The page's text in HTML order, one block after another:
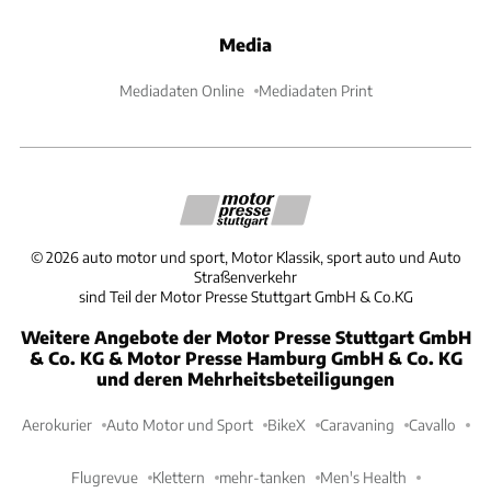
Media
Mediadaten Online Mediadaten Print
©2026 auto motor und sport, Motor Klassik, sport auto und Auto
Straßenverkehr
sind Teil der Motor Presse Stuttgart GmbH & Co.KG
Weitere Angebote der Motor Presse Stuttgart GmbH
& Co. KG & Motor Presse Hamburg GmbH & Co. KG
und deren Mehrheitsbeteiligungen
Aerokurier Auto Motor und Sport BikeX Caravaning Cavallo
Flugrevue Klettern mehr-tanken Men's Health